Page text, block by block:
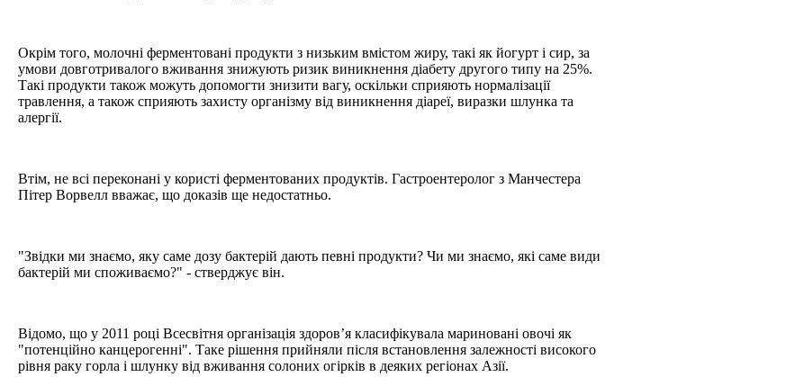
Окрім того, молочні ферментовані продукти з низьким вмістом жиру, такі як йогурт і сир, за
умови довготривалого вживання знижують ризик виникнення діабету другого типу на 25%.
Такі продукти також можуть допомогти знизити вагу, оскільки сприяють нормалізації
травлення, а також сприяють захисту організму від виникнення діареї, виразки шлунка та
алергії.
Втім, не всі переконані у користі ферментованих продуктів. Гастроентеролог з Манчестера
Пітер Ворвелл вважає, що доказів ще недостатньо.
"Звідки ми знаємо, яку саме дозу бактерій дають певні продукти? Чи ми знаємо, які саме види
бактерій ми споживаємо?" - стверджує він.
Відомо, що у 2011 році Всесвітня організація здоров’я класифікувала мариновані овочі як
"потенційно канцерогенні". Таке рішення прийняли після встановлення залежності високого
рівня раку горла і шлунку від вживання солоних огірків в деяких регіонах Азії.